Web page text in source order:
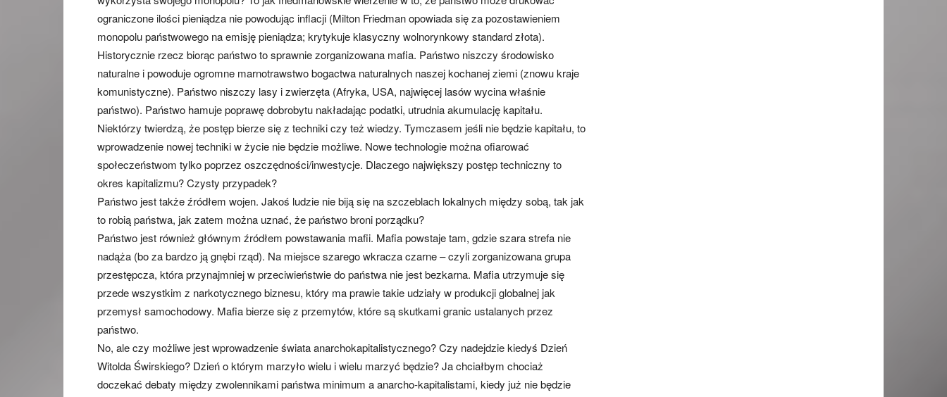
ograniczone ilości pieniądza nie powodując inflacji (Milton Friedman opowiada się za pozostawieniem
monopolu państwowego na emisję pieniądza; krytykuje klasyczny wolnorynkowy standard złota).
Historycznie rzecz biorąc państwo to sprawnie zorganizowana mafia. Państwo niszczy środowisko
naturalne i powoduje ogromne marnotrawstwo bogactwa naturalnych naszej kochanej ziemi (znowu kraje
komunistyczne). Państwo niszczy lasy i zwierzęta (Afryka, USA, najwięcej lasów wycina właśnie
państwo). Państwo hamuje poprawę dobrobytu nakładając podatki, utrudnia akumulację kapitału.
Niektórzy twierdzą, że postęp bierze się z techniki czy też wiedzy. Tymczasem jeśli nie będzie kapitału, to
wprowadzenie nowej techniki w życie nie będzie możliwe. Nowe technologie można ofiarować
społeczeństwom tylko poprzez oszczędności/inwestycje. Dlaczego największy postęp techniczny to
okres kapitalizmu? Czysty przypadek?
Państwo jest także źródłem wojen. Jakoś ludzie nie biją się na szczeblach lokalnych między sobą, tak jak
to robią państwa, jak zatem można uznać, że państwo broni porządku?
Państwo jest również głównym źródłem powstawania mafii. Mafia powstaje tam, gdzie szara strefa nie
nadąża (bo za bardzo ją gnębi rząd). Na miejsce szarego wkracza czarne – czyli zorganizowana grupa
przestępcza, która przynajmniej w przeciwieństwie do państwa nie jest bezkarna. Mafia utrzymuje się
przede wszystkim z narkotycznego biznesu, który ma prawie takie udziały w produkcji globalnej jak
przemysł samochodowy. Mafia bierze się z przemytów, które są skutkami granic ustalanych przez
państwo.
No, ale czy możliwe jest wprowadzenie świata anarchokapitalistycznego? Czy nadejdzie kiedyś Dzień
Witolda Świrskiego? Dzień o którym marzyło wielu i wielu marzyć będzie? Ja chciałbym chociaż
doczekać debaty między zwolennikami państwa minimum a anarcho-kapitalistami, kiedy już nie będzie